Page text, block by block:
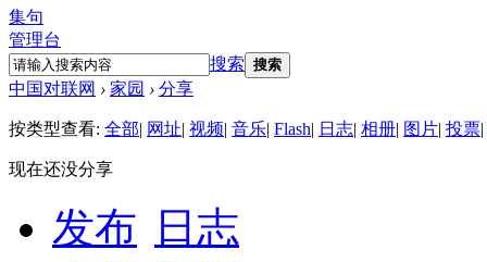
集句
管理台
搜索 搜索
中国对联网 › 家园 › 分享
按类型查看: 全部| 网址| 视频| 音乐| Flash| 日志| 相册| 图片| 投票|
现在还没分享
发布
日志